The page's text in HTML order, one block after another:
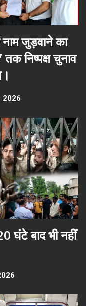
नाम जुड़वाने का
निष्पक्ष चुनाव
2026
घंटे बाद भी नहीं